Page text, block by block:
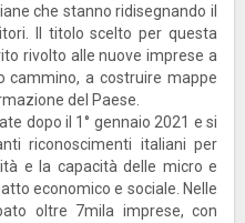
che stanno ridisegnando il
Il titolo scelto per questa
rivolto alle nuove imprese a
cammino, a costruire mappe
del Paese.
dopo il 1° gennaio 2021 e si
riconoscimenti italiani per
e la capacità delle micro e
economico e sociale. Nelle
oltre 7mila imprese, con